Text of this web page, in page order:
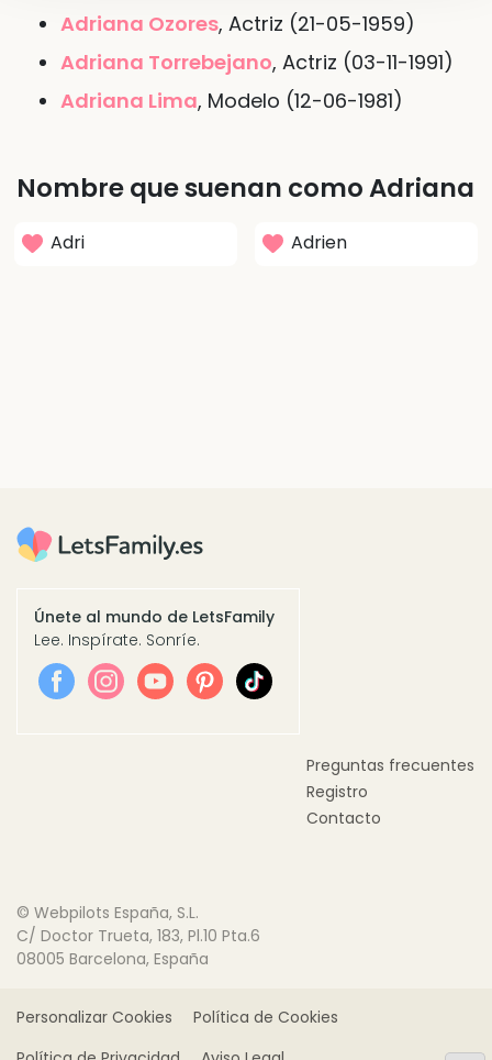
Adriana Ozores, Actriz (21-05-1959)
Adriana Torrebejano, Actriz (03-11-1991)
Adriana Lima, Modelo (12-06-1981)
Nombre que suenan como Adriana
Adri Adrien
Únete al mundo de LetsFamily
Lee. Inspírate. Sonríe.
Preguntas frecuentes
Registro
Contacto
© Webpilots España, S.L.
C/ Doctor Trueta, 183, Pl.10 Pta.6
08005 Barcelona, España
Personalizar Cookies
Política de Cookies